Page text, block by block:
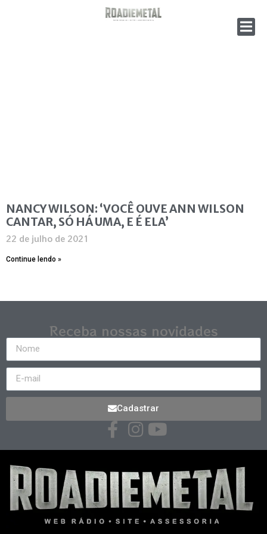
NANCY WILSON: ‘VOCÊ OUVE ANN WILSON
CANTAR, SÓ HÁ UMA, E É ELA’
22 de julho de 2021
Continue lendo »
Receba nossas novidades
Cadastrar